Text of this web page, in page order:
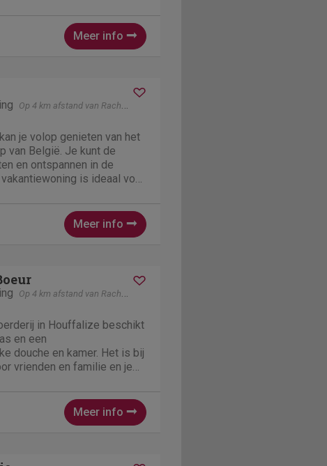
Meer info
Op 4 km afstand van Rachamps
je volop genieten van het
van België. Je kunt de
en ontspannen in de
is ideaal voor
je...
Meer info
Op 4 km afstand van Rachamps
in Houffalize beschikt
en een
douche en kamer. Het is bij
vrienden en familie en je
8 km van de...Meer info